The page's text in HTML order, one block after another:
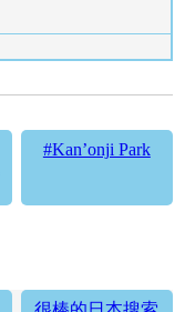
#Kan’onji Park